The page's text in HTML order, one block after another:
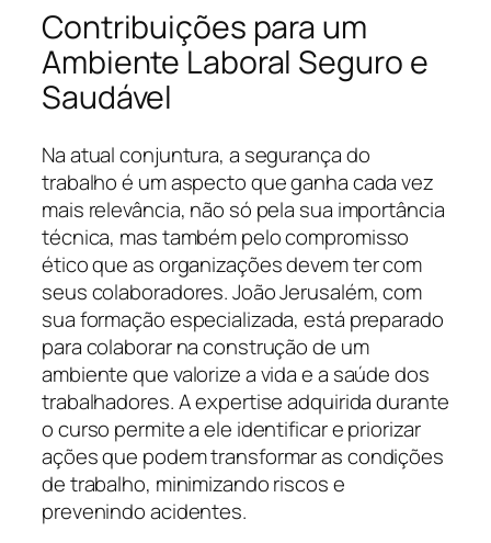
Contribuições para um
Ambiente Laboral Seguro e
Saudável
Na atual conjuntura, a segurança do
trabalho é um aspecto que ganha cada vez
mais relevância, não só pela sua importância
técnica, mas também pelo compromisso
ético que as organizações devem ter com
seus colaboradores. João Jerusalém, com
sua formação especializada, está preparado
para colaborar na construção de um
ambiente que valorize a vida e a saúde dos
trabalhadores. A expertise adquirida durante
o curso permite a ele identificar e priorizar
ações que podem transformar as condições
de trabalho, minimizando riscos e
prevenindo acidentes.